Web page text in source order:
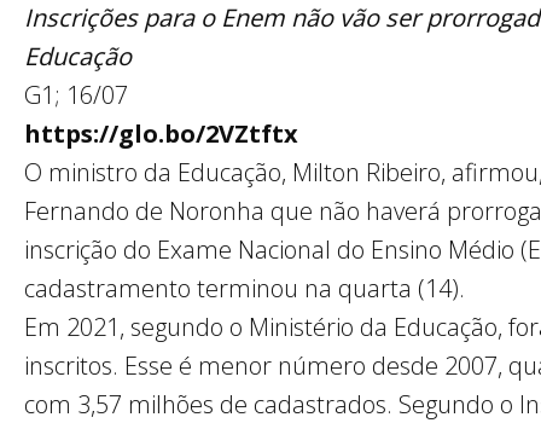
Inscrições para o Enem não vão ser
Educação
G1; 16/07
https://glo.bo/2VZtftx
O ministro da Educação, Milton Ribeiro,
Fernando de Noronha que não haverá
inscrição do Exame Nacional do Ensino Médio
cadastramento terminou na quarta (14).
Em 2021, segundo o Ministério da Educação,
inscritos. Esse é menor número desde 2007,
com 3,57 milhões de cadastrados. Segundo o